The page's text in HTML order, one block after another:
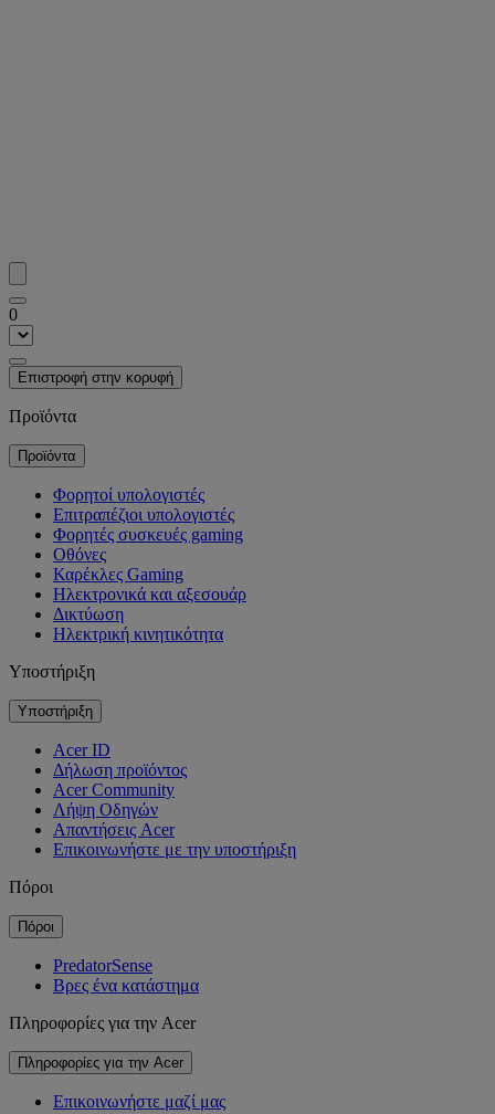
0
Επιστροφή στην κορυφή
Προϊόντα
Προϊόντα
Φορητοί υπολογιστές
Επιτραπέζιοι υπολογιστές
Φορητές συσκευές gaming
Οθόνες
Καρέκλες Gaming
Ηλεκτρονικά και αξεσουάρ
Δικτύωση
Ηλεκτρική κινητικότητα
Υποστήριξη
Υποστήριξη
Acer ID
Δήλωση προϊόντος
Acer Community
Λήψη Οδηγών
Απαντήσεις Acer
Επικοινωνήστε με την υποστήριξη
Πόροι
Πόροι
PredatorSense
Βρες ένα κατάστημα
Πληροφορίες για την Acer
Πληροφορίες για την Acer
Επικοινωνήστε μαζί μας